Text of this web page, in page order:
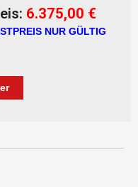
6.375,00 €
Preis
NUR GÜLTIG